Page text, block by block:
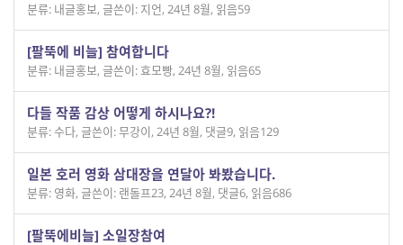
분류: 내글홍보, 글쓴이: 지언, 24년 8월, 읽음59
[팔뚝에 비늘] 참여합니다
분류: 내글홍보, 글쓴이: 효모빵, 24년 8월, 읽음65
다들 작품 감상 어떻게 하시나요?!
분류: 수다, 글쓴이: 무강이, 24년 8월, 댓글9, 읽음129
일본 호러 영화 삼대장을 연달아 봐봤습니다.
분류: 영화, 글쓴이: 랜돌프23, 24년 8월, 댓글6, 읽음686
[팔뚝에비늘] 소일장참여